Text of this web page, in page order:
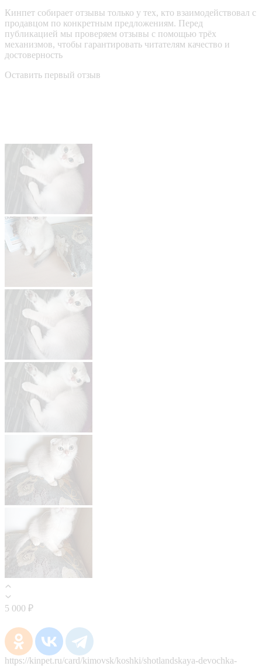
Кинпет собирает отзывы только у тех, кто взаимодействовал с
продавцом по конкретным предложениям. Перед
публикацией мы проверяем отзывы с помощью трёх
механизмов, чтобы гарантировать читателям качество и
достоверность
Оставить первый отзыв
5 000 ₽
https://kinpet.ru/card/kimovsk/koshki/shotlandskaya-devochka-